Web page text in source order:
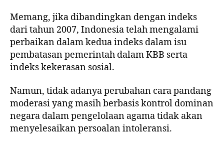
Memang, jika dibandingkan dengan indeks
dari tahun 2007, Indonesia telah mengalami
perbaikan dalam kedua indeks dalam isu
pembatasan pemerintah dalam KBB serta
indeks kekerasan sosial.
Namun, tidak adanya perubahan cara pandang
moderasi yang masih berbasis kontrol dominan
negara dalam pengelolaan agama tidak akan
menyelesaikan persoalan intoleransi.